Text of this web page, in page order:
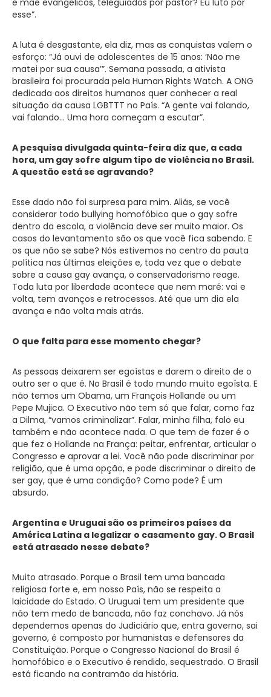
esse”.
A luta é desgastante, ela diz, mas as conquistas valem o
esforço: “Já ouvi de adolescentes de 15 anos: ‘Não me
matei por sua causa’”. Semana passada, a ativista
brasileira foi procurada pela Human Rights Watch. A ONG
dedicada aos direitos humanos quer conhecer a real
situação da causa LGBTTT no País. “A gente vai falando,
vai falando… Uma hora começam a escutar”.
A pesquisa divulgada quinta-feira diz que, a cada
hora, um gay sofre algum tipo de violência no Brasil.
A questão está se agravando?
Esse dado não foi surpresa para mim. Aliás, se você
considerar todo bullying homofóbico que o gay sofre
dentro da escola, a violência deve ser muito maior. Os
casos do levantamento são os que você fica sabendo. E
os que não se sabe? Nós estivemos no centro da pauta
política nas últimas eleições e, toda vez que o debate
sobre a causa gay avança, o conservadorismo reage.
Toda luta por liberdade acontece que nem maré: vai e
volta, tem avanços e retrocessos. Até que um dia ela
avança e não volta mais atrás.
O que falta para esse momento chegar?
As pessoas deixarem ser egoístas e darem o direito de o
outro ser o que é. No Brasil é todo mundo muito egoísta. E
não temos um Obama, um François Hollande ou um
Pepe Mujica. O Executivo não tem só que falar, como faz
a Dilma, “vamos criminalizar”. Falar, minha filha, falo eu
também e não acontece nada. O que tem de fazer é o
que fez o Hollande na França: peitar, enfrentar, articular o
Congresso e aprovar a lei. Você não pode discriminar por
religião, que é uma opção, e pode discriminar o direito de
ser gay, que é uma condição? Como pode? É um
absurdo.
Argentina e Uruguai são os primeiros países da
América Latina a legalizar o casamento gay. O Brasil
está atrasado nesse debate?
Muito atrasado. Porque o Brasil tem uma bancada
religiosa forte e, em nosso País, não se respeita a
laicidade do Estado. O Uruguai tem um presidente que
não tem medo de bancada, não faz conchavo. Já nós
dependemos apenas do Judiciário que, entra governo, sai
governo, é composto por humanistas e defensores da
Constituição. Porque o Congresso Nacional do Brasil é
homofóbico e o Executivo é rendido, sequestrado. O Brasil
está ficando na contramão da história.